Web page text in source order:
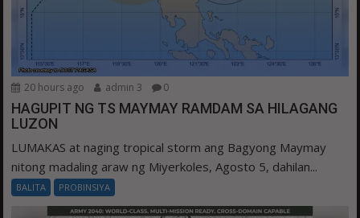
20 hours ago admin 3 0
HAGUPIT NG TS MAYMAY RAMDAM SA HILAGANG
LUZON
LUMAKAS at naging tropical storm ang Bagyong Maymay
nitong madaling araw ng Miyerkoles, Agosto 5, dahilan...
BALITA PROBINSIYA